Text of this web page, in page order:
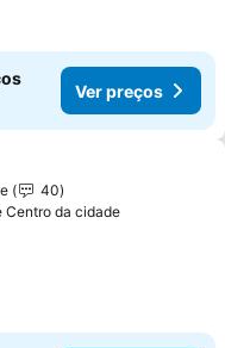
Ver preços
aos favoritos
40
Centro da cidade